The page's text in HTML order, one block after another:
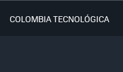
COLOMBIA TECNOLÓGICA